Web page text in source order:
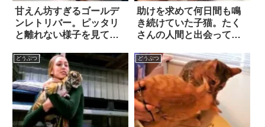
甘えん坊すぎるゴールデ
ンレトリバー。ピッタリ
と離れない様子を見て、
果…？
助けを求めて何日間も鳴
き続けていた子猫。たく
さんの人間と出会って愛
どうぶつ どうぶつ